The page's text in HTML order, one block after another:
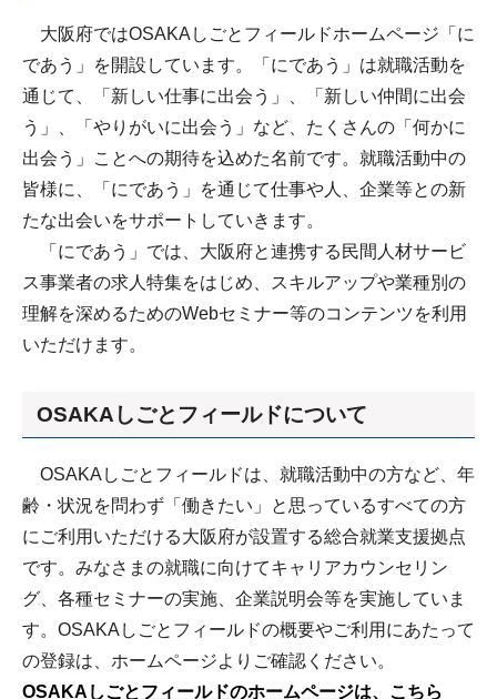
大阪府ではOSAKAしごとフィールドホームページ「に
であう」を開設しています。「にであう」は就職活動を
通じて、「新しい仕事に出会う」、「新しい仲間に出会
う」、「やりがいに出会う」など、たくさんの「何かに
出会う」ことへの期待を込めた名前です。就職活動中の
皆様に、「にであう」を通じて仕事や人、企業等との新
たな出会いをサポートしていきます。
「にであう」では、大阪府と連携する民間人材サービ
ス事業者の求人特集をはじめ、スキルアップや業種別の
理解を深めるためのWebセミナー等のコンテンツを利用
いただけます。
OSAKAしごとフィールドについて
OSAKAしごとフィールドは、就職活動中の方など、年
齢・状況を問わず「働きたい」と思っているすべての方
にご利用いただける大阪府が設置する総合就業支援拠点
です。みなさまの就職に向けてキャリアカウンセリン
グ、各種セミナーの実施、企業説明会等を実施していま
す。OSAKAしごとフィールドの概要やご利用にあたって
の登録は、ホームページよりご確認ください。
OSAKAしごとフィールドのホームページは、こちら